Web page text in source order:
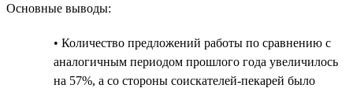
Основные выводы:
• Количество предложений работы по сравнению с
аналогичным периодом прошлого года увеличилось
на 57%, а со стороны соискателей-пекарей было